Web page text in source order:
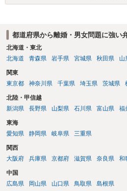
談してみてはいかがでしょうか。 以上
都道府県から離婚・男女問題に強い
北海道・東北
北海道
青森県 岩手県 宮城県 秋田県 山
関東
東京都
神奈川県 千葉県 埼玉県 茨城県
北陸・甲信越
新潟県
長野県 山梨県 石川県 富山県 福
東海
愛知県
静岡県 岐阜県 三重県
関西
大阪府
兵庫県 京都府 滋賀県 奈良県 和
中国
広島県
岡山県 山口県 鳥取県 島根県